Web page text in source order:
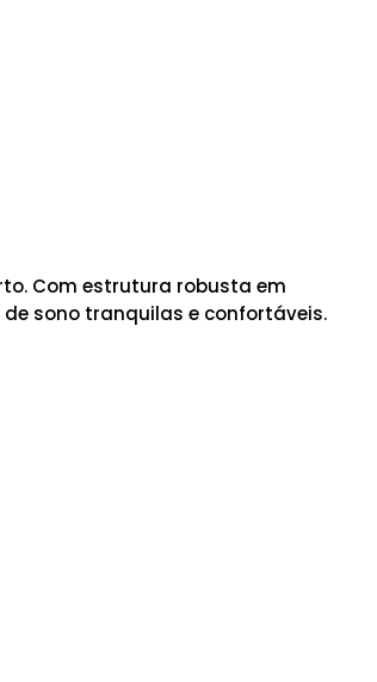
Com estrutura robusta em
sono tranquilas e confortáveis.